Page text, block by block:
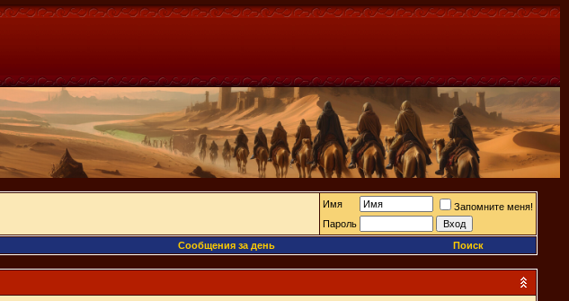
Имя
Запомните меня!
Пароль
Сообщения за день Поиск